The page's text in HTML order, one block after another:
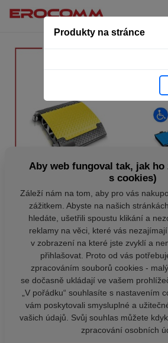
Produkty na stránce
Aby web fungoval tak, jak ho
s cookies)
Záleží nám na tom, aby pro vás
zážitkem. Abyste na našich
hledáte, ušetřili spoustu klikání a
reklamy na věci, které vás
v zobrazení na které jste zvyklí a
přihlašovat. Proto od vás
zpracováním souborů cookies -
se dočasně ukládají ve vašem
„V pořádku“ souhlasíte s nastavením
vám poskytovali smysluplné a
vašich údajů. Svůj souhlas můžete
zpracování osobních